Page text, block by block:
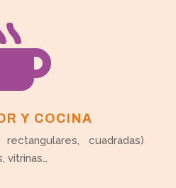
Y COCINA
cuadradas)
vitrinas…